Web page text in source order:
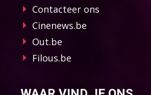
Contacteer ons
Cinenews.be
Out.be
Filous.be